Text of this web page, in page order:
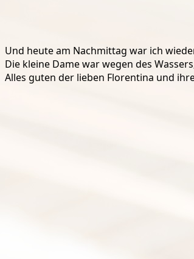
Und heute am Nachmittag war ich
Die kleine Dame war wegen des
Alles guten der lieben Florentina und